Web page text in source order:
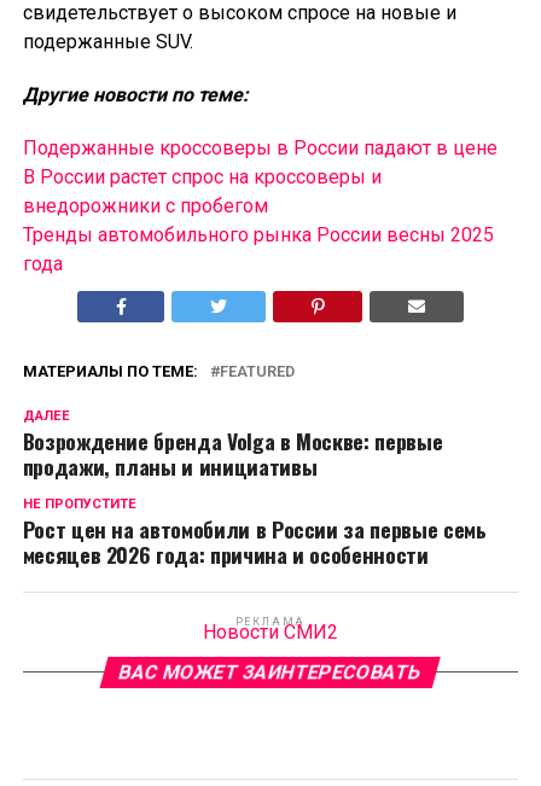
свидетельствует о высоком спросе на новые и
подержанные SUV.
Другие новости по теме:
Подержанные кроссоверы в России падают в цене
В России растет спрос на кроссоверы и
внедорожники с пробегом
Тренды автомобильного рынка России весны 2025
года
МАТЕРИАЛЫ ПО ТЕМЕ: FEATURED
ДАЛЕЕ
Возрождение бренда Volga в Москве: первые
продажи, планы и инициативы
НЕ ПРОПУСТИТЕ
Рост цен на автомобили в России за первые семь
месяцев 2026 года: причина и особенности
РЕКЛАМА
Новости СМИ2
ВАС МОЖЕТ ЗАИНТЕРЕСОВАТЬ